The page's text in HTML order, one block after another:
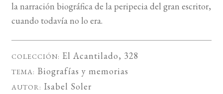
la narración biográfica de la peripecia del gran escritor,
cuando todavía no lo era.
COLECCIÓN: El Acantilado, 328
TEMA: Biografías y memorias
AUTOR: Isabel Soler